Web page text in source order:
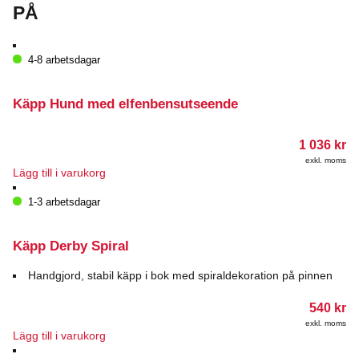
PÅ
4-8 arbetsdagar
Käpp Hund med elfenbensutseende
1 036 kr
exkl. moms
Lägg till i varukorg
1-3 arbetsdagar
Käpp Derby Spiral
Handgjord, stabil käpp i bok med spiraldekoration på pinnen
540 kr
exkl. moms
Lägg till i varukorg